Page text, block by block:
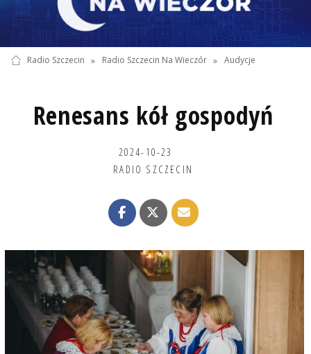
Radio Szczecin » Radio Szczecin Na Wieczór » Audycje
Renesans kół gospodyń
2024-10-23
RADIO SZCZECIN